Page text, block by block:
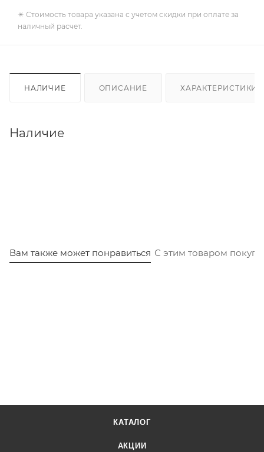
✴️ Стоимость товара указана с учетом скидки при оплате за
наличный расчет.
НАЛИЧИЕ ОПИСАНИЕ ХАРАКТЕРИСТИКИ
Наличие
Вам также может понравиться С этим товаром
КАТАЛОГ
АКЦИИ